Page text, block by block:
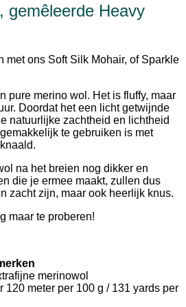
gemêleerde Heavy
met ons Soft Silk Mohair, of Sparkle
pure merino wol. Het is fluffy, maar
Doordat het een licht getwijnde
natuurlijke zachtheid en lichtheid
te gebruiken is met
na het breien nog dikker en
die je ermee maakt, zullen dus
zacht zijn, maar ook heerlijk knus.
maar te proberen!
merinowol
120 meter per 100 g / 131 yards per